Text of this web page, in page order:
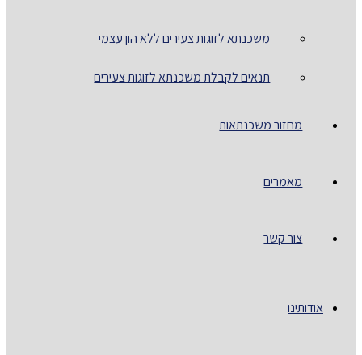
משכנתא לזוגות צעירים ללא הון עצמי
תנאים לקבלת משכנתא לזוגות צעירים
מחזור משכנתאות
מאמרים
צור קשר
אודותינו